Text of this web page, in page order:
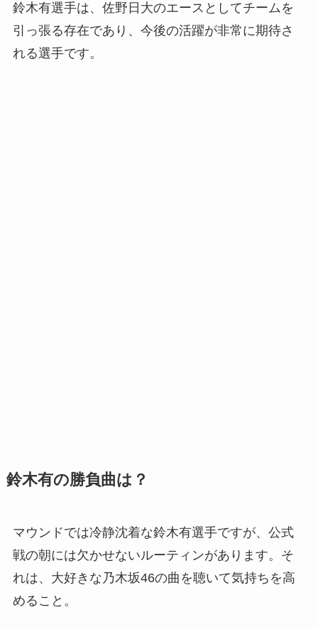
鈴木有選手は、佐野日大のエースとしてチームを
引っ張る存在であり、今後の活躍が非常に期待さ
れる選手です。
鈴木有の勝負曲は？
マウンドでは冷静沈着な鈴木有選手ですが、公式
戦の朝には欠かせないルーティンがあります。そ
れは、大好きな乃木坂46の曲を聴いて気持ちを高
めること。